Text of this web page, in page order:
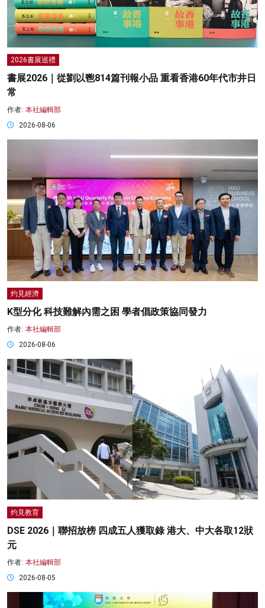
2026書展巡禮
書展2026｜從劉以鬯814篇刊報小品 重看香港60年代市井日
常
作者: 本社編輯部
2026-08-06
灼見經濟
K型分化 科技難解內需之困 學者倡政策協同發力
作者: 本社編輯部
2026-08-06
灼見教育
DSE 2026｜聯招放榜 四成五人獲取錄 港大、中大各取12狀
元
作者: 本社編輯部
2026-08-05